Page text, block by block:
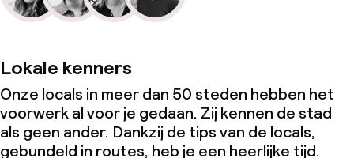
Lokale kenners
Onze locals in meer dan 50 steden hebben het
voorwerk al voor je gedaan. Zij kennen de stad
als geen ander. Dankzij de tips van de locals,
gebundeld in routes, heb je een heerlijke tijd.